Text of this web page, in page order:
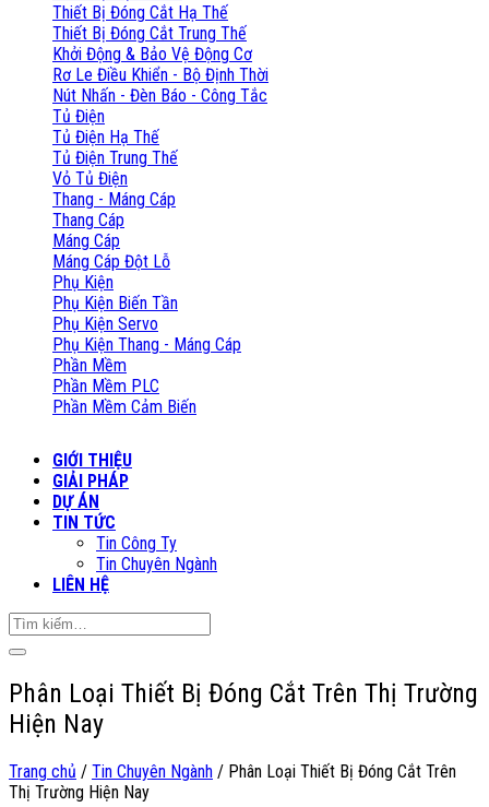
Thiết Bị Đóng Cắt Hạ Thế
Thiết Bị Đóng Cắt Trung Thế
Khởi Động & Bảo Vệ Động Cơ
Rơ Le Điều Khiển - Bộ Định Thời
Nút Nhấn - Đèn Báo - Công Tắc
Tủ Điện
Tủ Điện Hạ Thế
Tủ Điện Trung Thế
Vỏ Tủ Điện
Thang - Máng Cáp
Thang Cáp
Máng Cáp
Máng Cáp Đột Lỗ
Phụ Kiện
Phụ Kiện Biến Tần
Phụ Kiện Servo
Phụ Kiện Thang - Máng Cáp
Phần Mềm
Phần Mềm PLC
Phần Mềm Cảm Biến
GIỚI THIỆU
GIẢI PHÁP
DỰ ÁN
TIN TỨC
Tin Công Ty
Tin Chuyên Ngành
LIÊN HỆ
Tìm
kiếm:
Phân Loại Thiết Bị Đóng Cắt Trên Thị Trường
Hiện Nay
Trang chủ / Tin Chuyên Ngành / Phân Loại Thiết Bị Đóng Cắt Trên
Thị Trường Hiện Nay